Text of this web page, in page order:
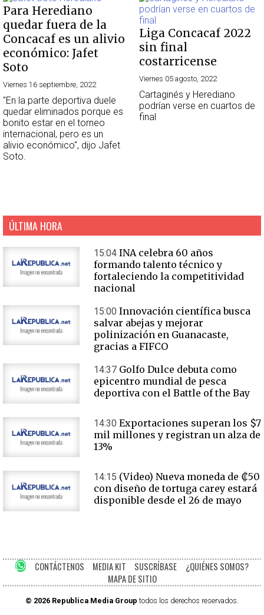
Para Herediano
quedar fuera de la
Concacaf es un alivio
económico: Jafet
Soto
Viernes 16 septiembre, 2022
''En la parte deportiva duele
quedar eliminados porque es
bonito estar en el torneo
internacional, pero es un
alivio económico'', dijo Jafet
Soto.
Liga Concacaf 2022
sin final
costarricense
Viernes 05 agosto, 2022
Cartaginés y Herediano
podrían verse en cuartos de
final
ÚLTIMA HORA
15:04 INA celebra 60 años
formando talento técnico y
fortaleciendo la competitividad
nacional
15:00 Innovación científica busca
salvar abejas y mejorar
polinización en Guanacaste,
gracias a FIFCO
14:37 Golfo Dulce debuta como
epicentro mundial de pesca
deportiva con el Battle of the Bay
14:30 Exportaciones superan los $7
mil millones y registran un alza de
13%
14:15 (Video) Nueva moneda de ₡50
con diseño de tortuga carey estará
disponible desde el 26 de mayo
CONTÁCTENOS MEDIA KIT SUSCRÍBASE
¿QUIÉNES SOMOS?
MAPA DE SITIO
© 2026 Republica Media Group todos los derechos reservados.